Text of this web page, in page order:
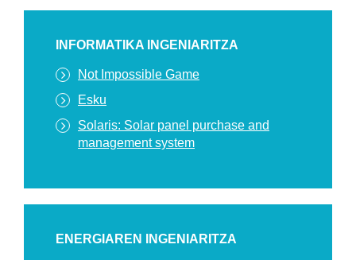
INFORMATIKA INGENIARITZA
Not Impossible Game
Esku
Solaris: Solar panel purchase and
management system
ENERGIAREN INGENIARITZA